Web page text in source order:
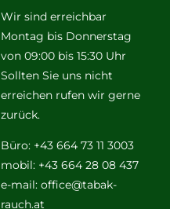
Wir sind erreichbar
Montag bis Donnerstag
von 09:00 bis 15:30 Uhr
Sollten Sie uns nicht
erreichen rufen wir gerne
zurück.
Büro: +43 664 73 11 3003
mobil: +43 664 28 08 437
e-mail: office@tabak-
rauch.at